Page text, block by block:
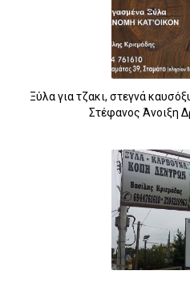
Ξύλα για τζακι, στεγνά
Στέφανος Άνοιξη